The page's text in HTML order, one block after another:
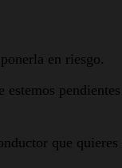
en riesgo.
que quieres